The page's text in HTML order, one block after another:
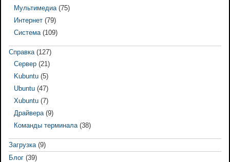
Мультимедиа (75)
Интернет (79)
Система (109)
Справка (127)
Сервер (21)
Kubuntu (5)
Ubuntu (47)
Xubuntu (7)
Драйвера (9)
Команды терминала (38)
Загрузка (9)
Блог (39)